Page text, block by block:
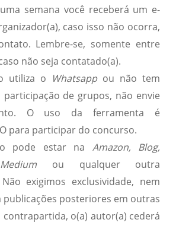
semana você receberá um e-
caso isso não ocorra,
Lembre-se, somente entre
não seja contatado(a).
utiliza o Whatsappou não tem
participação de grupos, não envie
O uso da ferramenta é
para participar do concurso.
pode estar na Amazon, Blog,
ou qualquer outra
exigimos exclusividade, nem
publicações posteriores em outras
contrapartida, o(a) autor(a) cederá